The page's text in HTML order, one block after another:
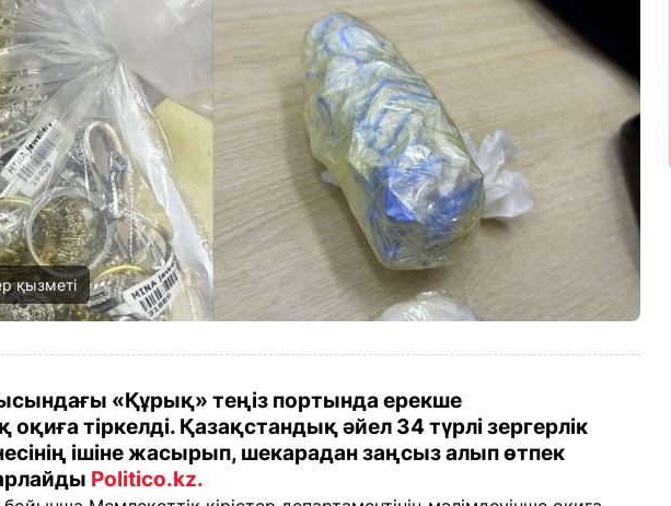
қызметі
«Құрық» теңіз портында ерекше
тіркелді. Қазақстандық әйел 34 түрлі зергерлік
ішіне жасырып, шекарадан заңсыз алып өтпек
Politico.kz.